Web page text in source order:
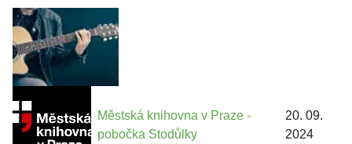
Městská knihovna v Praze -
pobočka Stodůlky
20. 09.
2024